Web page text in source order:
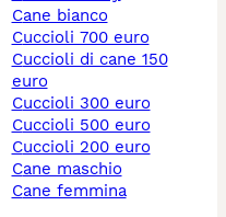
cane bianco
cuccioli 700 euro
cuccioli di cane 150
euro
cuccioli 300 euro
cuccioli 500 euro
cuccioli 200 euro
cane maschio
cane femmina